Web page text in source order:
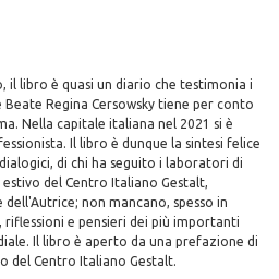
libro è quasi un diario che testimonia i
Regina Cersowsky tiene per conto
Nella capitale italiana nel 2021 si è
Il libro è dunque la sintesi felice
di chi ha seguito i laboratori di
del Centro Italiano Gestalt,
non mancano, spesso in
e pensieri dei più importanti
Il libro è aperto da una prefazione di
del Centro Italiano Gestalt.